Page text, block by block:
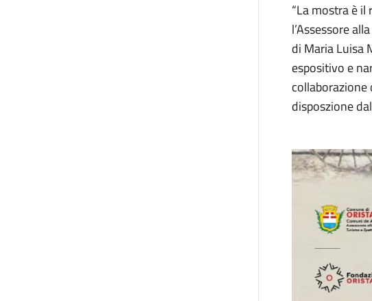
“La mostra è
l’Assessore
di Maria Luisa
espositivo e
collaborazione
disposzione